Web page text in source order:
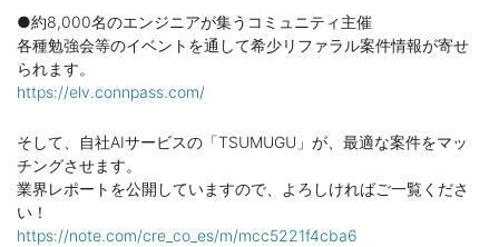
●約8,000名のエンジニアが集うコミュニティ主催
各種勉強会等のイベントを通して希少リファラル案件情報が寄せ
られます。
https://elv.connpass.com/
そして、自社AIサービスの「TSUMUGU」が、最適な案件をマッ
チングさせます。
業界レポートを公開していますので、よろしければご一覧くださ
い！
https://note.com/cre_co_es/m/mcc5221f4cba6